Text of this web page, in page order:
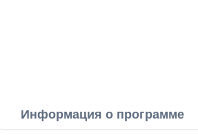
Информация о программе